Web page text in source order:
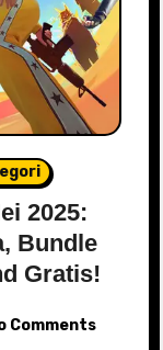
2025:
Bundle
Gratis!
Comments